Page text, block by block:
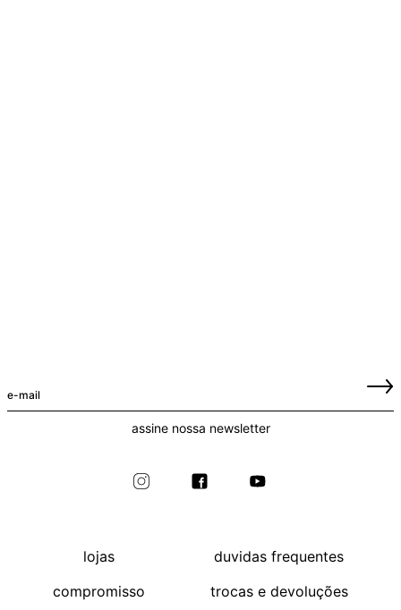
assine nossa newsletter
lojas
compromisso
duvidas frequentes
trocas e devoluções